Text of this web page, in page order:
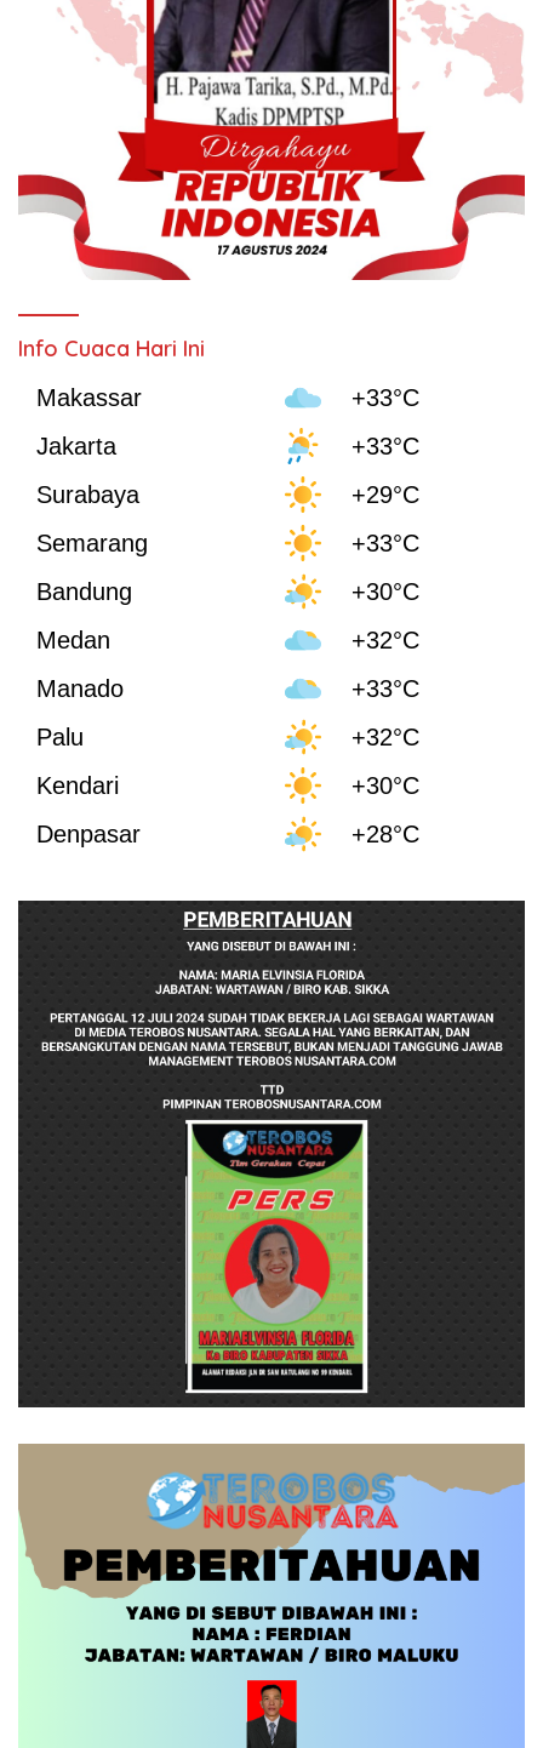
Info Cuaca Hari Ini
Makassar
+33°C
Jakarta
+33°C
Surabaya
+29°C
Semarang
+33°C
Bandung
+30°C
Medan
+32°C
Manado
+33°C
Palu
+32°C
Kendari
+30°C
Denpasar
+28°C